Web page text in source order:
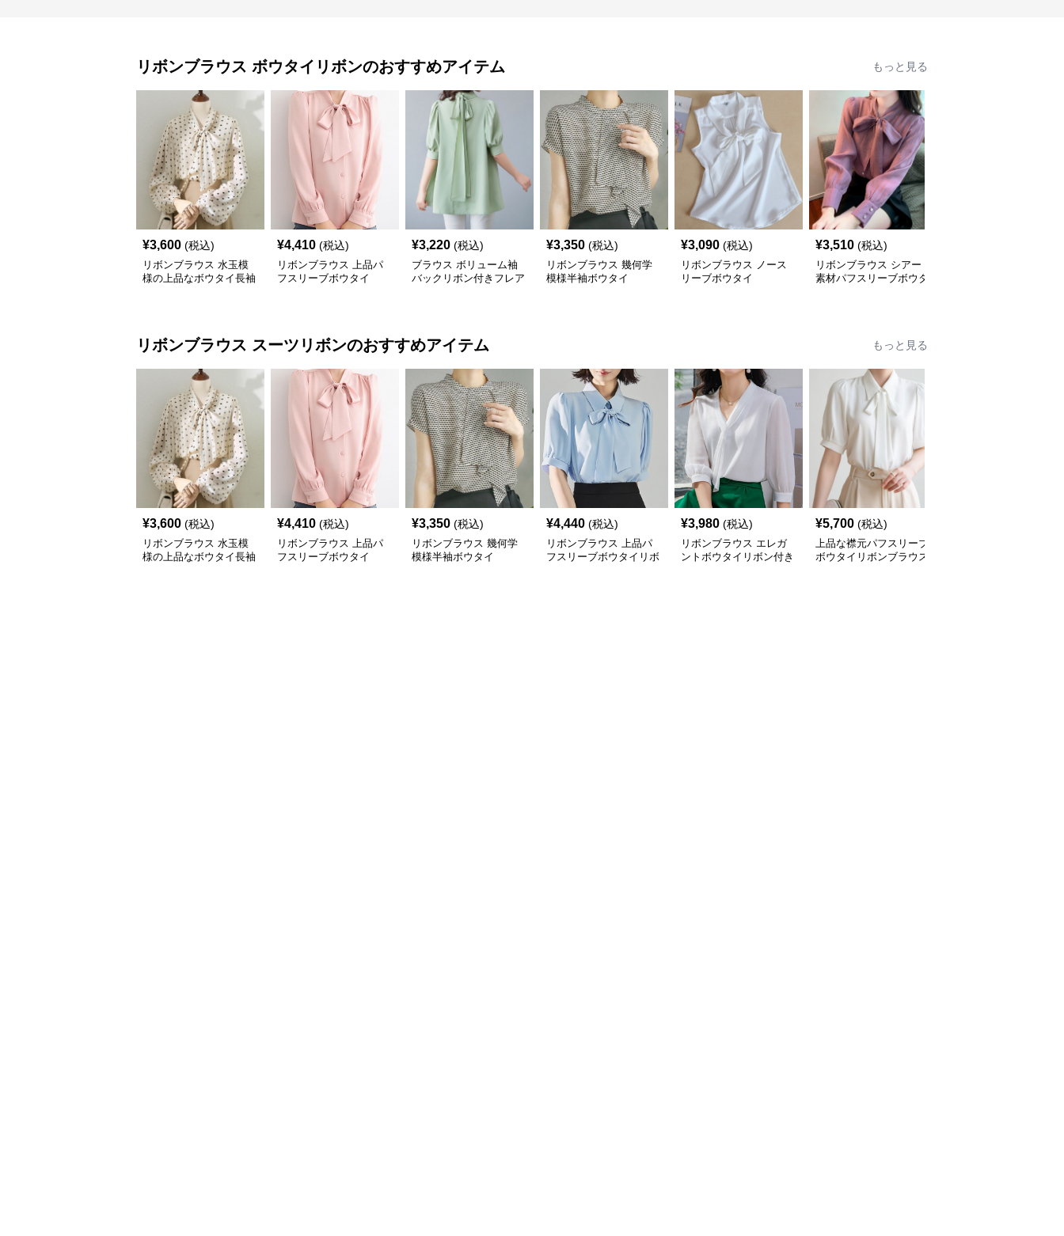
リボンブラウス ボウタイリボンのおすすめアイテム もっと見る
¥3,600 (税込)
リボンブラウス 水玉模
様の上品なボウタイ長袖
¥4,410 (税込)
リボンブラウス 上品パ
フスリーブボウタイ
¥3,220 (税込)
ブラウス ボリューム袖
バックリボン付きフレア
¥3,350 (税込)
リボンブラウス 幾何学
模様半袖ボウタイ
¥3,090 (税込)
リボンブラウス ノース
リーブボウタイ
¥3,510 (税込)
リボンブラウス シアー
素材パフスリーブボウタ
リボンブラウス スーツリボンのおすすめアイテム もっと見る
¥3,600 (税込)
リボンブラウス 水玉模
様の上品なボウタイ長袖
¥4,410 (税込)
リボンブラウス 上品パ
フスリーブボウタイ
¥3,350 (税込)
リボンブラウス 幾何学
模様半袖ボウタイ
¥4,440 (税込)
リボンブラウス 上品パ
フスリーブボウタイリボ
¥3,980 (税込)
リボンブラウス エレガ
ントボウタイリボン付き
¥5,700 (税込)
上品な襟元パフスリーブ
ボウタイリボンブラウス